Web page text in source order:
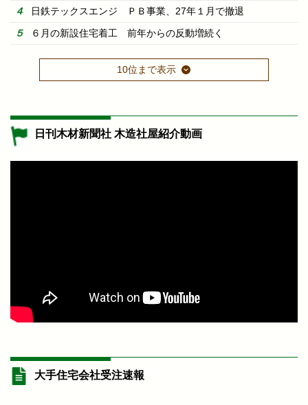
日鉄テックスエンジ ＰＢ事業、27年１月で撤退
６月の新設住宅着工 前年からの反動増続く
10位まで表示
日刊木材新聞社 木造社屋紹介動画
大手住宅会社受注速報